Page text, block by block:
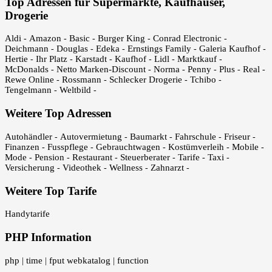
Drogerie
Aldi - Amazon - Basic - Burger King - Conrad Electronic -
Deichmann - Douglas - Edeka - Ernstings Family - Galeria Kaufhof -
Hertie - Ihr Platz - Karstadt - Kaufhof - Lidl - Marktkauf -
McDonalds - Netto Marken-Discount - Norma - Penny - Plus - Real -
Rewe Online - Rossmann - Schlecker Drogerie - Tchibo -
Tengelmann - Weltbild -
Weitere Top Adressen
Autohändler - Autovermietung - Baumarkt - Fahrschule - Friseur -
Finanzen - Fusspflege - Gebrauchtwagen - Kostümverleih - Mobile -
Mode - Pension - Restaurant - Steuerberater - Tarife - Taxi -
Versicherung - Videothek - Wellness - Zahnarzt -
Weitere Top Tarife
Handytarife
PHP Information
php time fput webkatalog function